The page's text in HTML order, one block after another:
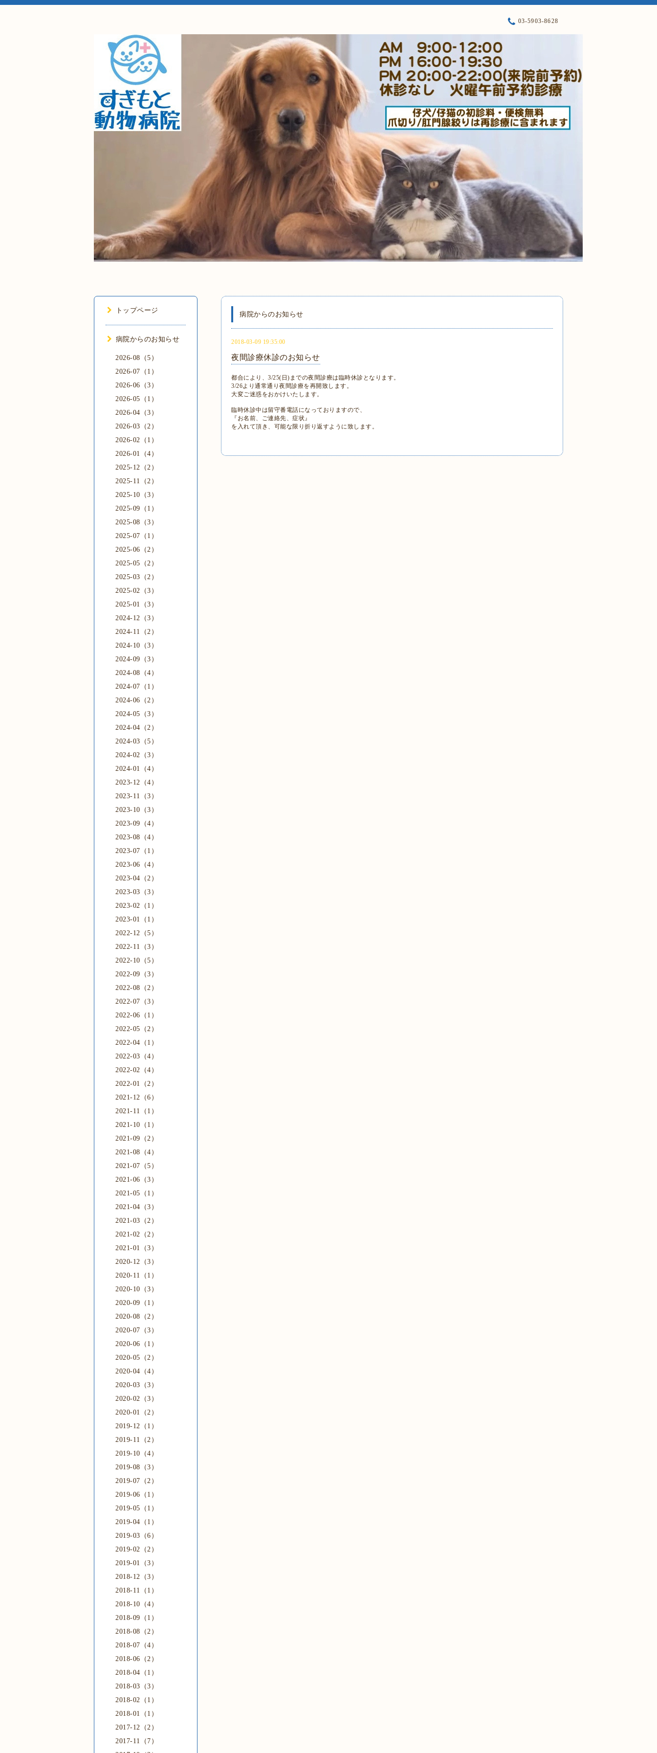
03-5903-8628
病院からのお知らせ
2018-03-09 19:35:00
夜間診療休診のお知らせ
都合により、3/25(日)までの夜間診療は臨時休診となります。
3/26より通常通り夜間診療を再開致します。
大変ご迷惑をおかけいたします。
臨時休診中は留守番電話になっておりますので、
『お名前、ご連絡先、症状』
を入れて頂き、可能な限り折り返すように致します。
トップページ
病院からのお知らせ
2026-08（5）
2026-07（1）
2026-06（3）
2026-05（1）
2026-04（3）
2026-03（2）
2026-02（1）
2026-01（4）
2025-12（2）
2025-11（2）
2025-10（3）
2025-09（1）
2025-08（3）
2025-07（1）
2025-06（2）
2025-05（2）
2025-03（2）
2025-02（3）
2025-01（3）
2024-12（3）
2024-11（2）
2024-10（3）
2024-09（3）
2024-08（4）
2024-07（1）
2024-06（2）
2024-05（3）
2024-04（2）
2024-03（5）
2024-02（3）
2024-01（4）
2023-12（4）
2023-11（3）
2023-10（3）
2023-09（4）
2023-08（4）
2023-07（1）
2023-06（4）
2023-04（2）
2023-03（3）
2023-02（1）
2023-01（1）
2022-12（5）
2022-11（3）
2022-10（5）
2022-09（3）
2022-08（2）
2022-07（3）
2022-06（1）
2022-05（2）
2022-04（1）
2022-03（4）
2022-02（4）
2022-01（2）
2021-12（6）
2021-11（1）
2021-10（1）
2021-09（2）
2021-08（4）
2021-07（5）
2021-06（3）
2021-05（1）
2021-04（3）
2021-03（2）
2021-02（2）
2021-01（3）
2020-12（3）
2020-11（1）
2020-10（3）
2020-09（1）
2020-08（2）
2020-07（3）
2020-06（1）
2020-05（2）
2020-04（4）
2020-03（3）
2020-02（3）
2020-01（2）
2019-12（1）
2019-11（2）
2019-10（4）
2019-08（3）
2019-07（2）
2019-06（1）
2019-05（1）
2019-04（1）
2019-03（6）
2019-02（2）
2019-01（3）
2018-12（3）
2018-11（1）
2018-10（4）
2018-09（1）
2018-08（2）
2018-07（4）
2018-06（2）
2018-04（1）
2018-03（3）
2018-02（1）
2018-01（1）
2017-12（2）
2017-11（7）